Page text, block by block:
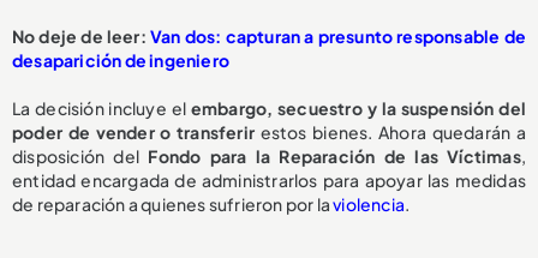
No deje de leer: Van dos: capturan a presunto responsable de
desaparición de ingeniero
La decisión incluye el embargo, secuestro y la suspensión del
poder de vender o transferir estos bienes. Ahora quedarán a
disposición del Fondo para la Reparación de las Víctimas,
entidad encargada de administrarlos para apoyar las medidas
de reparación a quienes sufrieron por laviolencia.